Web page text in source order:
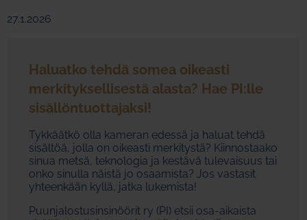
27.1.2026
Haluatko tehdä somea oikeasti
merkityksellisestä alasta? Hae PI:lle
sisällöntuottajaksi!
Tykkäätkö olla kameran edessä ja haluat tehdä
sisältöä, jolla on oikeasti merkitystä? Kiinnostaako
sinua metsä, teknologia ja kestävä tulevaisuus tai
onko sinulla näistä jo osaamista? Jos vastasit
yhteenkään kyllä, jatka lukemista!
Puunjalostusinsinöörit ry (PI) etsii osa-aikaista